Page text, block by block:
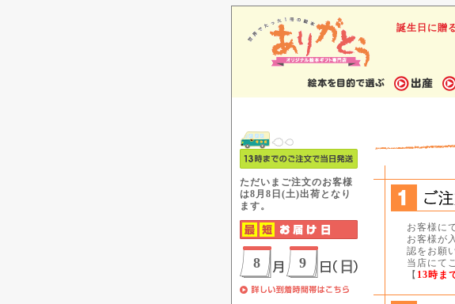
誕生日に贈
お客様に
お客様が
認をお願
当店にて
【 13時ま